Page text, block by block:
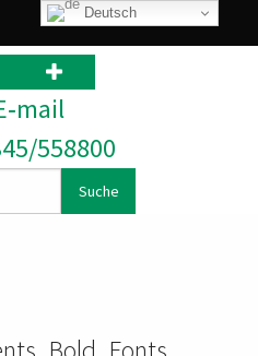
558800
Deutsch